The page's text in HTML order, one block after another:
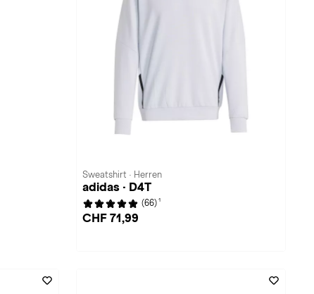
Sweatshirt · Herren
adidas · D4T
(66) 1
CHF 71,99